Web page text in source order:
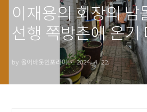
이재용의 회장의 남
선행 쪽방촌에 온기
by 올어바웃인포라미 2024. 4. 22.